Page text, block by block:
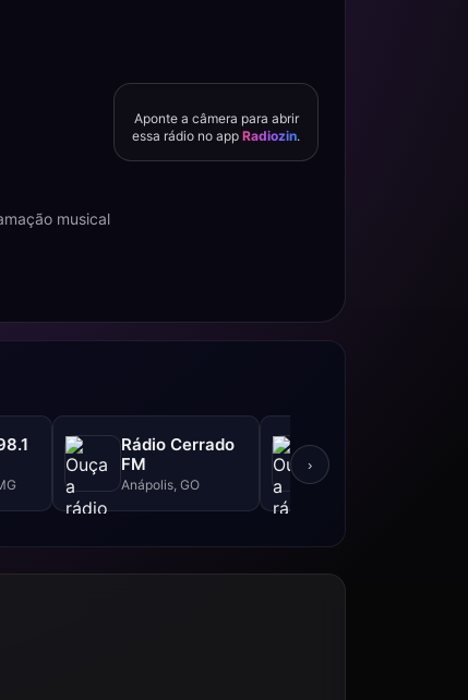
musical
Aponte a câmera para abrir
essa rádio no appRadiozin.
Rádio Cerrado
FM
Anápolis, GO
Evangéilica
›